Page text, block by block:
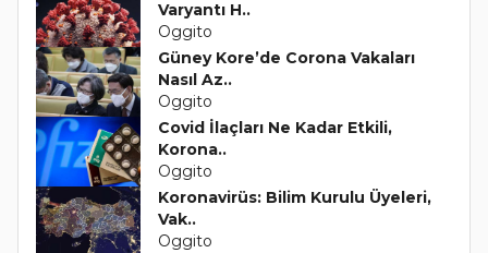
Varyantı H..
Oggito
Güney Kore’de Corona Vakaları
Nasıl Az..
Oggito
Covid İlaçları Ne Kadar Etkili,
Korona..
Oggito
Koronavirüs: Bilim Kurulu Üyeleri,
Vak..
Oggito